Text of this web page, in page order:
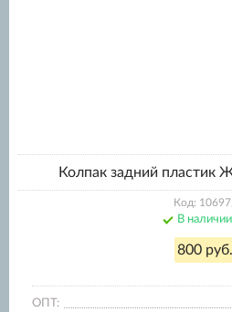
Колпак задний
Код:
В наличии
800 руб.
ОПТ: